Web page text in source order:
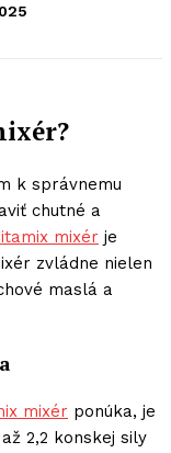
k správnemu
chutné a
mixér je
zvládne nielen
maslá a
mixér ponúka, je
2,2 konskej sily